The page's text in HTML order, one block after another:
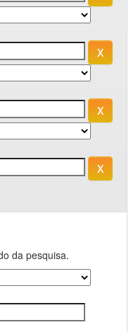
da pesquisa.